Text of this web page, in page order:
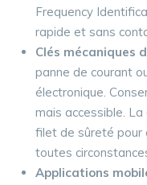
Frequency
rapide et sans
Clés mécaniques
panne de courant
électronique.
mais accessible.
filet de sûreté pour
toutes
Applications